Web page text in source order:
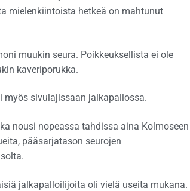
mielenkiintoista hetkeä on mahtunut
muukin seura. Poikkeuksellista ei ole
kaveriporukka.
myös sivulajissaan jalkapallossa.
nousi nopeassa tahdissa aina Kolmoseen
pääsarjatason seurojen
jalkapalloilijoita oli vielä useita mukana.